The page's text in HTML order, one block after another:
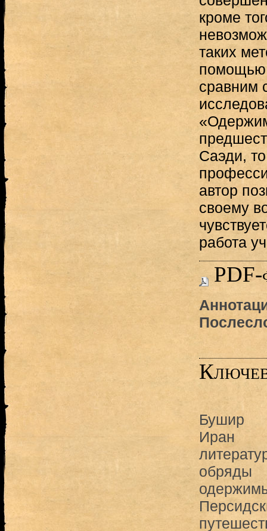
кроме
таких
помощью
сравним
Саэди,
автор
своему
работа
PDF-
Бушир
Иран
обряды